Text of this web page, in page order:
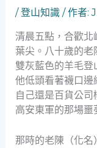
/登山知識/ 作者:
清晨五點，合歡北
葉尖。八十歲的
雙灰藍色的羊毛登
他低頭看著襪口邊
自己還是百貨公
高安東軍的那場噩
那時的老陳（化